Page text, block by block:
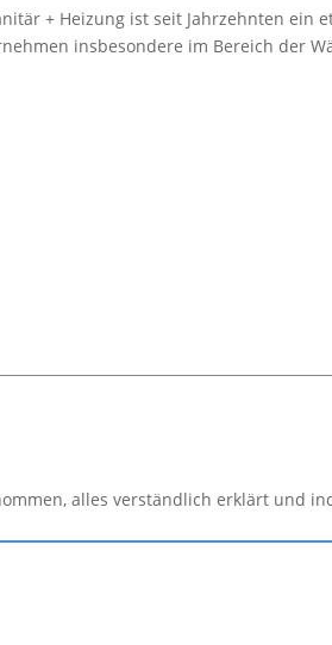
+ Heizung ist seit Jahrzehnten ein
insbesondere im Bereich der
alles verständlich erklärt und